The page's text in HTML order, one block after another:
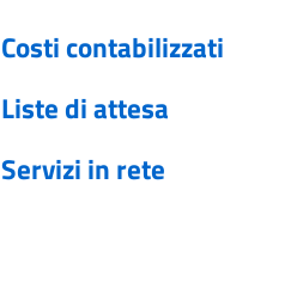
Costi contabilizzati
Liste di attesa
Servizi in rete